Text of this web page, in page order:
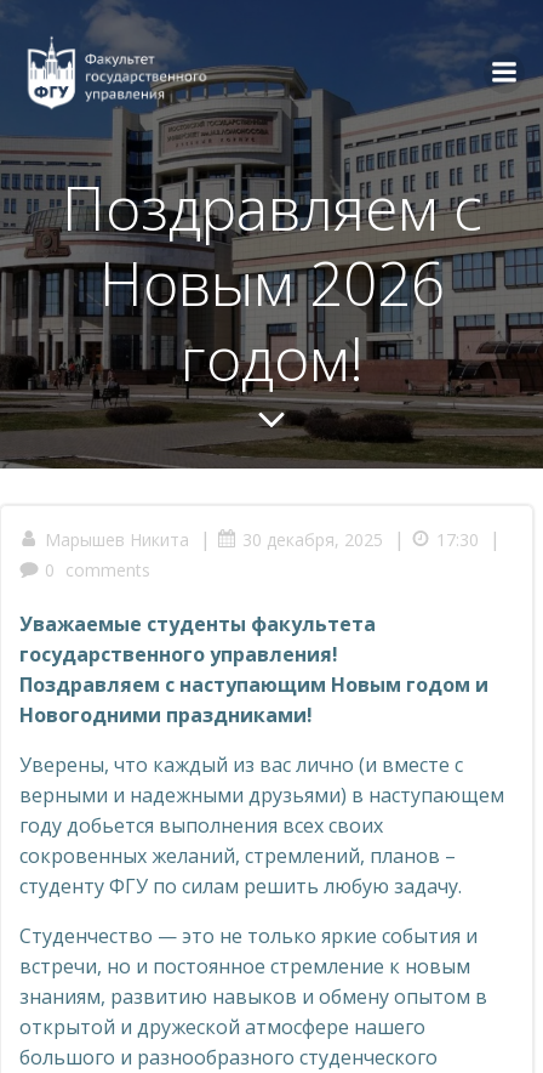
содержимому
Поздравляем с
Новым 2026
годом!
Марышев Никита | 30 декабря, 2025 | 17:30 |
0 comments
Уважаемые студенты факультета
государственного управления!
Поздравляем с наступающим Новым годом и
Новогодними праздниками!
Уверены, что каждый из вас лично (и вместе с
верными и надежными друзьями) в наступающем
году добьется выполнения всех своих
сокровенных желаний, стремлений, планов –
студенту ФГУ по силам решить любую задачу.
Студенчество — это не только яркие события и
встречи, но и постоянное стремление к новым
знаниям, развитию навыков и обмену опытом в
открытой и дружеской атмосфере нашего
большого и разнообразного студенческого